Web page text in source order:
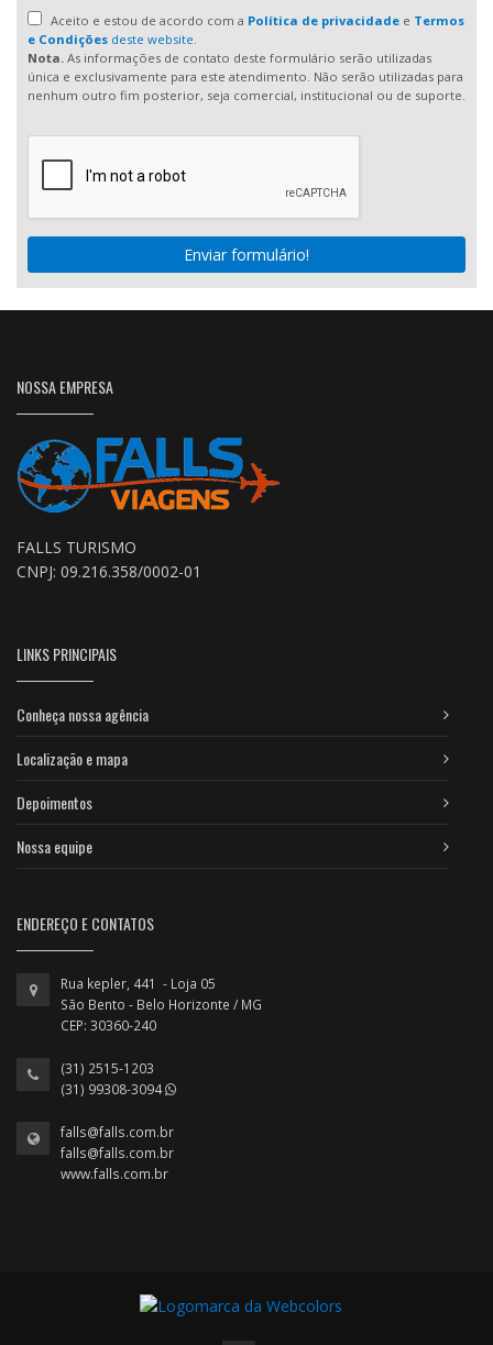
Aceito e estou de acordo com a Política de privacidadee Termos
e Condições deste website.
Nota. As informações de contato deste formulário serão utilizadas
única e exclusivamente para este atendimento. Não serão utilizadas para
nenhum outro fim posterior, seja comercial, institucional ou de suporte.
Enviar formulário!
NOSSA EMPRESA
FALLS TURISMO
CNPJ: 09.216.358/0002-01
LINKS PRINCIPAIS
Conheça nossa agência
Localização e mapa
Depoimentos
Nossa equipe
ENDEREÇO E CONTATOS
Rua kepler, 441 - Loja 05
São Bento - Belo Horizonte / MG
CEP: 30360-240
(31) 2515-1203
(31) 99308-3094
falls@falls.com.br
falls@falls.com.br
www.falls.com.br